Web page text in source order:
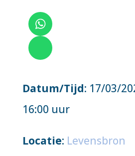
Datum/Tijd: 17/03/
16:00 uur
Locatie: Levensbron